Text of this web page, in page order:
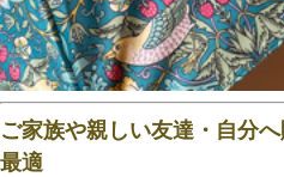
ご家族や親しい友達・自分
最適